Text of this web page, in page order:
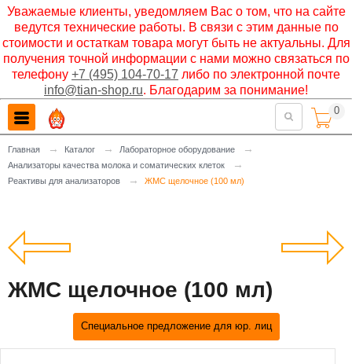
Уважаемые клиенты, уведомляем Вас о том, что на сайте
ведутся технические работы. В связи с этим данные по
стоимости и остаткам товара могут быть не актуальны. Для
получения точной информации с нами можно связаться по
телефону +7 (495) 104-70-17 либо по электронной почте
info@tian-shop.ru. Благодарим за понимание!
 0
Главная → Каталог → Лабораторное оборудование →
Анализаторы качества молока и соматических клеток →
Реактивы для анализаторов → ЖМС щелочное (100 мл)
ЖМС щелочное (100 мл)
Специальное предложение для юр. лиц